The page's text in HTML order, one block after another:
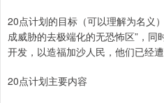
20点计划的目标（可以理解为名义
成威胁的去极端化的无恐怖区”，同
开发，以造福加沙人民，他们已经遭
20点计划主要内容